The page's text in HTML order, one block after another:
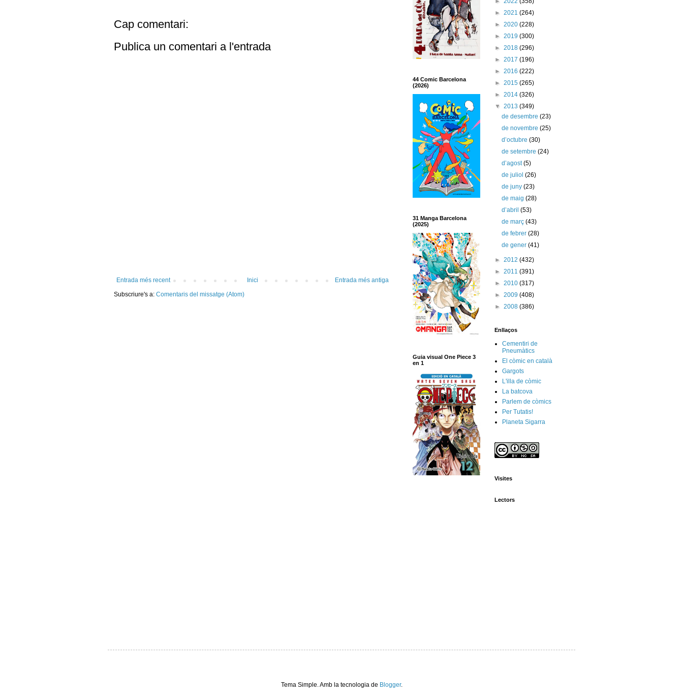
Cap comentari:
Publica un comentari a l'entrada
Entrada més recent Entrada més antiga
Inici
Subscriure's a: Comentaris del missatge (Atom)
44 Comic Barcelona
(2026)
31 Manga Barcelona
(2025)
Guia visual One Piece 3
en 1
► 2021 (264)
► 2020 (228)
► 2019 (300)
► 2018 (296)
► 2017 (196)
► 2016 (222)
► 2015 (265)
► 2014 (326)
▼ 2013 (349)
de desembre(23)
de novembre(25)
d’octubre(30)
de setembre(24)
d’agost(5)
de juliol(26)
de juny(23)
de maig(28)
d’abril(53)
de març(43)
de febrer(28)
de gener(41)
► 2012 (432)
► 2011 (391)
► 2010 (317)
► 2009 (408)
► 2008 (386)
Enllaços
Cementiri de
Pneumàtics
El còmic en català
Gargots
L'illa de còmic
La batcova
Parlem de còmics
Per Tutatis!
Planeta Sigarra
Visites
Lectors
Tema Simple. Amb la tecnologia de Blogger.